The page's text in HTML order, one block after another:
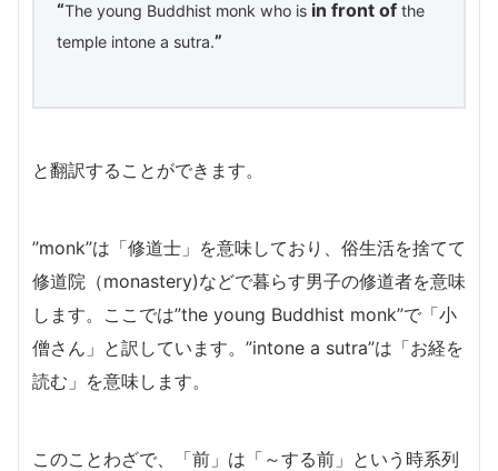
“The young Buddhist monk who is in front of the
temple intone a sutra.”
と翻訳することができます。
”monk”は「修道士」を意味しており、俗生活を捨てて
修道院（monastery)などで暮らす男子の修道者を意味
します。ここでは”the young Buddhist monk”で「小
僧さん」と訳しています。”intone a sutra”は「お経を
読む」を意味します。
このことわざで、「前」は「～する前」という時系列